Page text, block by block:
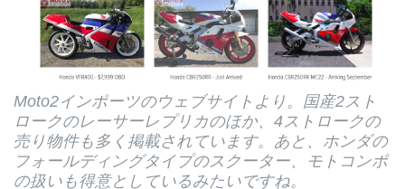
Moto2インポーツのウェブサイトより。国産2スト
ロークのレーサーレプリカのほか、4ストロークの
売り物件も多く掲載されています。あと、ホンダの
フォールディングタイプのスクーター、モトコンポ
の扱いも得意としているみたいですね。